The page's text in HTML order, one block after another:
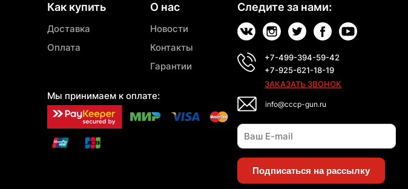
Как купить
Доставка
Оплата
Мы принимаем к оплате:
О нас
Новости
Контакты
Гарантии
Следите за нами:
+7-499-394-59-42
+7-925-621-18-19
ЗАКАЗАТЬ ЗВОНОК
info@cccp-gun.ru
Подписаться на рассылку